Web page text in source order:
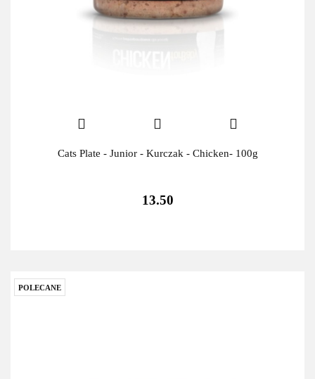
Cats Plate - Junior - Kurczak - Chicken- 100g
13.50
POLECANE